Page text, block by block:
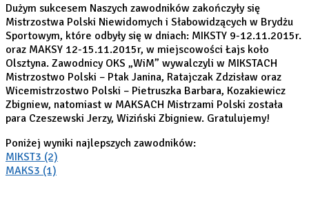
Dużym sukcesem Naszych zawodników zakończyły się
Mistrzostwa Polski Niewidomych i Słabowidzących w Brydżu
Sportowym, które odbyły się w dniach: MIKSTY 9-12.11.2015r.
oraz MAKSY 12-15.11.2015r, w miejscowości Łajs koło
Olsztyna. Zawodnicy OKS „WiM” wywalczyli w MIKSTACH
Mistrzostwo Polski – Ptak Janina, Ratajczak Zdzisław oraz
Wicemistrzostwo Polski – Pietruszka Barbara, Kozakiewicz
Zbigniew, natomiast w MAKSACH Mistrzami Polski została
para Czeszewski Jerzy, Wiziński Zbigniew. Gratulujemy!
Poniżej wyniki najlepszych zawodników:
MIKST3 (2)
MAKS3 (1)